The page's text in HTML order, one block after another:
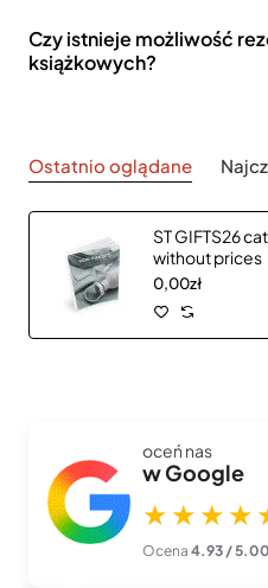
Czy istnieje możliwość
książkowych?
Ostatnio oglądane
ST GIFTS26
without prices
0,00zł
oceń nas
w Google
Ocena 4.93 / 5.00